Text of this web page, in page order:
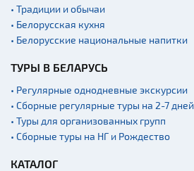
• Традиции и обычаи
• Белорусская кухня
• Белорусские национальные напитки
ТУРЫ В БЕЛАРУСЬ
• Регулярные однодневные экскурсии
• Сборные регулярные туры на 2-7 дней
• Туры для организованных групп
• Сборные туры на НГ и Рождество
КАТАЛОГ